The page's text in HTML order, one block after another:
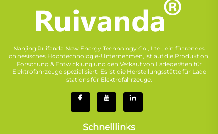
Nanjing Ruifanda New Energy Technology Co., Ltd., ein führendes
chinesisches Hochtechnologie-Unternehmen, ist auf die Produktion,
Forschung & Entwicklung und den Verkauf von Ladegeräten für
Elektrofahrzeuge spezialisiert. Es ist die Herstellungsstätte für Lade
stations für Elektrofahrzeuge.
Schnelllinks